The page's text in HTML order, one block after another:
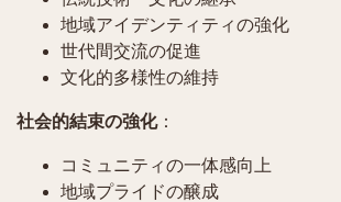
地域アイデンティティの強化
世代間交流の促進
文化的多様性の維持
社会的結束の強化：
コミュニティの一体感向上
地域プライドの醸成